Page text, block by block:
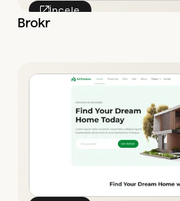
İncele
Brokr